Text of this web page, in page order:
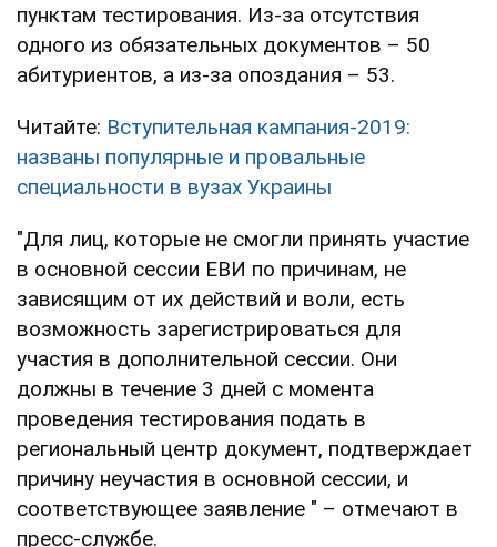
пунктам тестирования. Из-за отсутствия
одного из обязательных документов – 50
абитуриентов, а из-за опоздания – 53.
Читайте: Вступительная кампания-2019:
названы популярные и провальные
специальности в вузах Украины
"Для лиц, которые не смогли принять участие
в основной сессии ЕВИ по причинам, не
зависящим от их действий и воли, есть
возможность зарегистрироваться для
участия в дополнительной сессии. Они
должны в течение 3 дней с момента
проведения тестирования подать в
региональный центр документ, подтверждает
причину неучастия в основной сессии, и
соответствующее заявление " – отмечают в
пресс-службе.